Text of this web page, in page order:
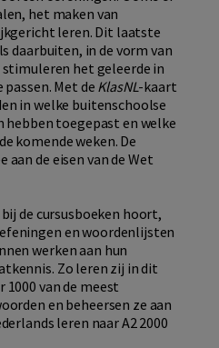
het maken van
leren. Dit laatste
daarbuiten, in de vorm van
het geleerde in
Met de KlasNL-kaart
in welke buitenschoolse
hebben toegepast en welke
komende weken. De
de eisen van de Wet
de cursusboeken hoort,
en woordenlijsten
werken aan hun
Zo leren zij in dit
1000 van de meest
en beheersen ze aan
leren naar A2 2000